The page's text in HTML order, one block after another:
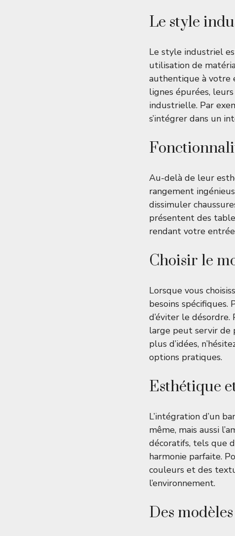
Le style
Le style industriel
utilisation de
authentique à votre
lignes épurées,
industrielle. Par
s’intégrer dans un
Au-delà de leur
rangement
dissimuler
présentent des
rendant votre
Choisir le
Lorsque vous
besoins
d’éviter le désordre.
large peut servir de
plus d’idées,
options pratiques.
Esthétique
L’intégration d’un
même, mais aussi
décoratifs, tels que
harmonie parfaite.
couleurs et des
l’environnement.
Des